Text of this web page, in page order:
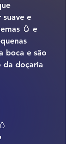
suave e
🥚 e
boca e são
da doçaria